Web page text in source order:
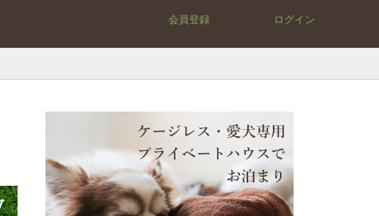
会員登録 ログイン